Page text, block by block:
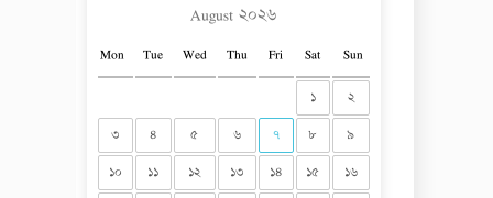
August ২০২৬
Mon Tue Wed Thu Fri Sat Sun
১
২
৩
৪ ৫ ৬ ৭ ৮
৯
১০
১১ ১২ ১৩ ১৪ ১৫
১৬